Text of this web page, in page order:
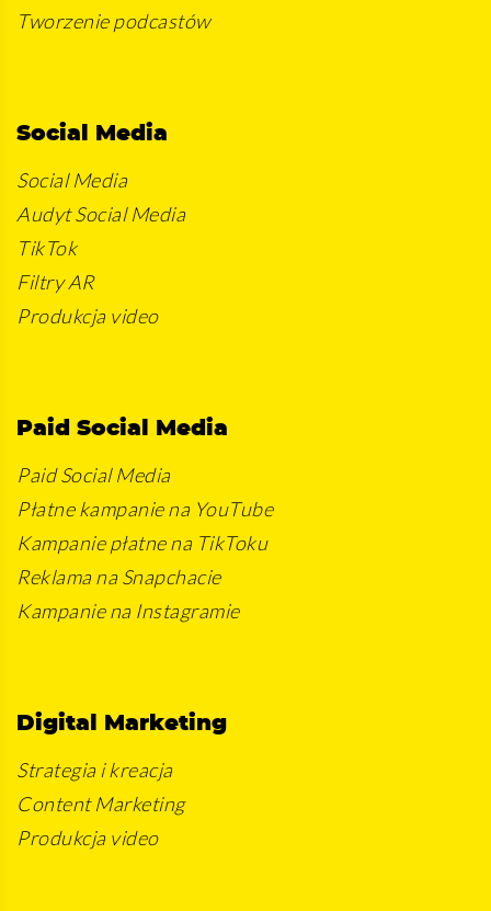
Tworzenie podcastów
Social Media
Social Media
Audyt Social Media
TikTok
Filtry AR
Produkcja video
Paid Social Media
Paid Social Media
Płatne kampanie na YouTube
Kampanie płatne na TikToku
Reklama na Snapchacie
Kampanie na Instagramie
Digital Marketing
Strategia i kreacja
Content Marketing
Produkcja video